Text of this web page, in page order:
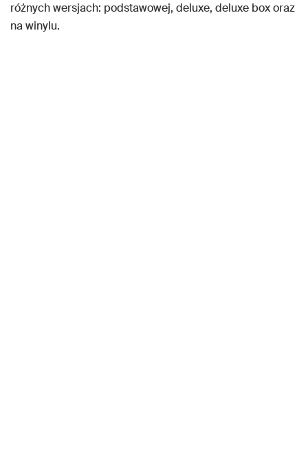
różnych wersjach: podstawowej, deluxe, deluxe box oraz
na winylu.